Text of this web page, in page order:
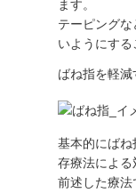
ます。
テーピング
いようにす
ばね指を軽
基本的にば
存療法によ
前述した療